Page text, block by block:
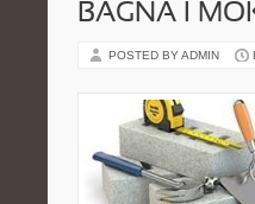
BAGNA I
POSTED BY ADMIN